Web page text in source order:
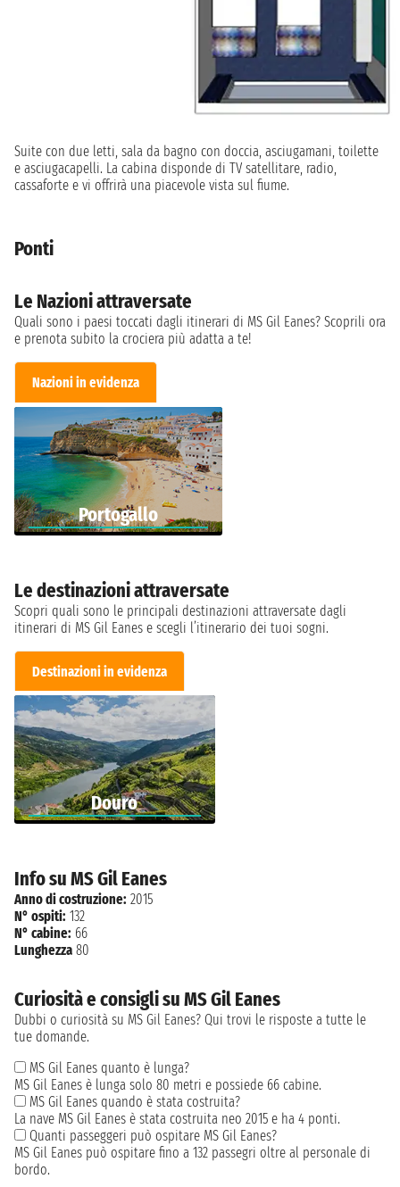
Suite con due letti, sala da bagno con doccia, asciugamani, toilette
e asciugacapelli. La cabina disponde di TV satellitare, radio,
cassaforte e vi offrirà una piacevole vista sul fiume.
Ponti
Le Nazioni attraversate
Quali sono i paesi toccati dagli itinerari di MS Gil Eanes? Scoprili ora
e prenota subito la crociera più adatta a te!
Nazioni in evidenza
Portogallo
Le destinazioni attraversate
Scopri quali sono le principali destinazioni attraversate dagli
itinerari di MS Gil Eanes e scegli l’itinerario dei tuoi sogni.
Destinazioni in evidenza
Douro
Info su MS Gil Eanes
Anno di costruzione: 2015
N° ospiti: 132
N° cabine: 66
Lunghezza 80
Curiosità e consigli su MS Gil Eanes
Dubbi o curiosità su MS Gil Eanes? Qui trovi le risposte a tutte le
tue domande.
MS Gil Eanes quanto è lunga?
MS Gil Eanes è lunga solo 80 metri e possiede 66 cabine.
MS Gil Eanes quando è stata costruita?
La nave MS Gil Eanes è stata costruita neo 2015 e ha 4 ponti.
Quanti passeggeri può ospitare MS Gil Eanes?
MS Gil Eanes può ospitare fino a 132 passegri oltre al personale di
bordo.